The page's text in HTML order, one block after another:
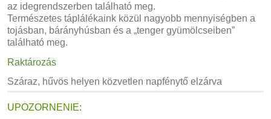
az idegrendszerben található meg.
Természetes táplálékaink közül nagyobb mennyiségben a
tojásban, bárányhúsban és a „tenger gyümölcseiben”
található meg.
Raktározás
Száraz, hűvös helyen közvetlen napfénytő elzárva
UPOZORNENIE: